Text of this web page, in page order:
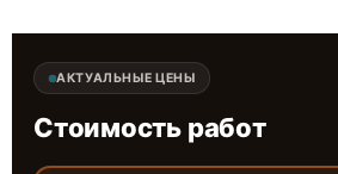
АКТУАЛЬНЫЕ ЦЕНЫ
Стоимость работ